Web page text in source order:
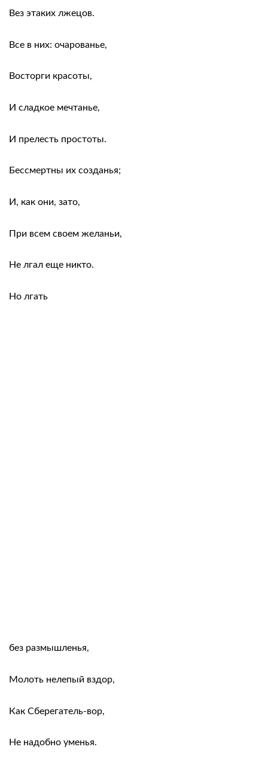
Вез этаких лжецов.
Все в них: очарованье,
Восторги красоты,
И сладкое мечтанье,
И прелесть простоты.
Бессмертны их созданья;
И, как они, зато,
При всем своем желаньи,
Не лгал еще никто.
Но лгать
без размышленья,
Молоть нелепый вздор,
Как Сберегатель-вор,
Не надобно уменья.